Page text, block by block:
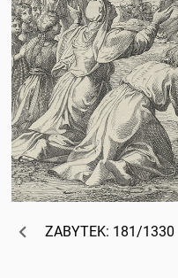
ZABYTEK: 181/1330